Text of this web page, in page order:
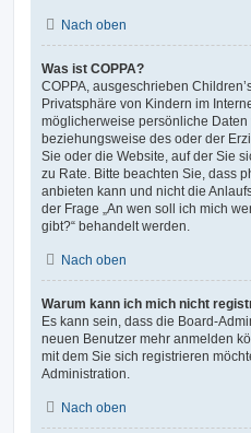
Nach oben
Was ist COPPA?
COPPA, ausgeschrieben
Privatsphäre von Kindern im
möglicherweise persönliche
beziehungsweise des oder der
Sie oder die Website, auf der Sie
zu Rate. Bitte beachten Sie, dass
anbieten kann und nicht die
der Frage „An wen soll ich mich
gibt?“ behandelt werden.
Nach oben
Warum kann ich mich nicht
Es kann sein, dass die Board-
neuen Benutzer mehr anmelden
mit dem Sie sich registrieren
Administration.
Nach oben